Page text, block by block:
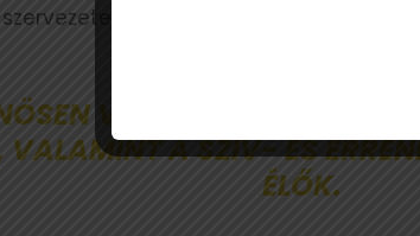
is, de
VESZÉLYEZTETETTEK A
VALAMINT A SZÍV- ÉS
ÉLŐK.